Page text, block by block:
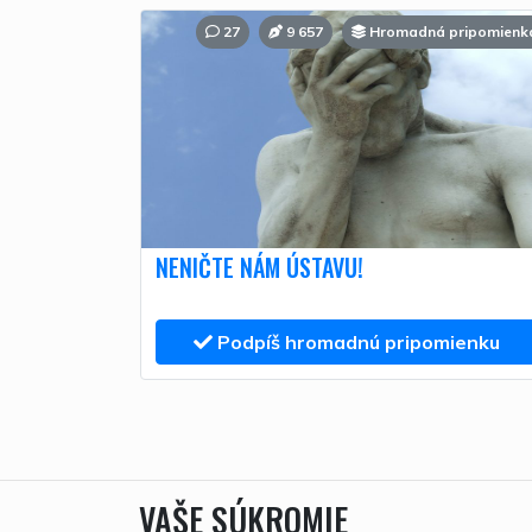
27 9 657 Hromadná
NENIČTE NÁM ÚSTAVU!
Podpíš hromadnú pripomienku
VAŠE SÚKROMIE